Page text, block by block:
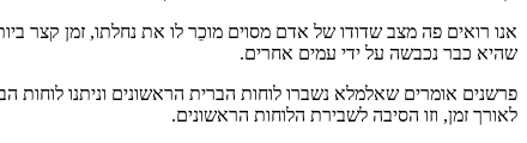
אנו רואים פה מצב שדודו של אדם מסוים מוכֵר לו את נחלתו, זמן קצר
שהיא כבר נכבשה על ידי עמים אחרים.
פרשנים אומרים שאלמלא נשברו לוחות הברית הראשונים וניתנו לוחות
לאורך זמן, וזו הסיבה לשבירת הלוחות הראשונים.